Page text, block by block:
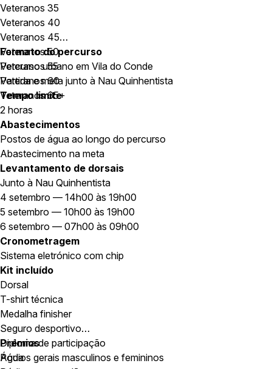
Veteranos 35
Veteranos 40
Veteranos 45
Veteranos 50
Veteranos 55
Veteranos 60
Veteranos 65+
Formato do percurso
Percurso urbano em Vila do Conde
Partida e meta junto à Nau Quinhentista
Tempo limite
2 horas
Abastecimentos
Postos de água ao longo do percurso
Abastecimento na meta
Levantamento de dorsais
Junto à Nau Quinhentista
4 setembro — 14h00 às 19h00
5 setembro — 10h00 às 19h00
6 setembro — 07h00 às 09h00
Cronometragem
Sistema eletrónico com chip
Kit incluído
Dorsal
T-shirt técnica
Medalha finisher
Seguro desportivo
Diploma de participação
Água
Prémios
Pódios gerais masculinos e femininos